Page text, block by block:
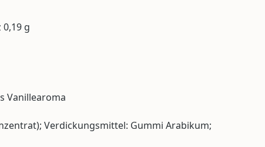
g
Vanillearoma
Verdickungsmittel: Gummi Arabikum;